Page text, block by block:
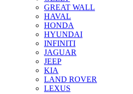
GREAT WALL
HAVAL
HONDA
HYUNDAI
INFINITI
JAGUAR
JEEP
KIA
LAND ROVER
LEXUS